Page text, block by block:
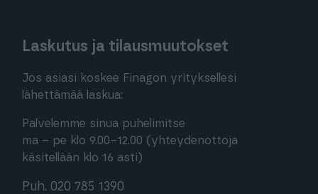
Laskutus ja tilausmuutokset
Jos asiasi koskee Finagon yrityksellesi
lähettämää laskua:
Palvelemme sinua puhelimitse
ma – pe klo 9.00–12.00 (yhteydenottoja
käsitellään klo 16 asti)
Puh. 020 785 1390